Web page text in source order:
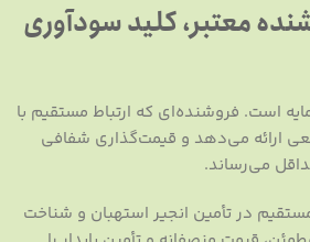
معتبر، کلید سودآوری
است. فروشنده‌ای که ارتباط مستقیم با
ارائه می‌دهد و قیمت‌گذاری شفافی
می‌رساند.
در تأمین انجیر استهبان و شناخت